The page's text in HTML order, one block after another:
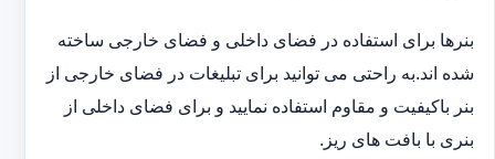
بنرها برای استفاده در فضای داخلی و فضای خارجی ساخته
شده اند.به راحتی می توانید برای تبلیغات در فضای خارجی از
بنر باکیفیت و مقاوم استفاده نمایید و برای فضای داخلی از
بنری با بافت های ریز.